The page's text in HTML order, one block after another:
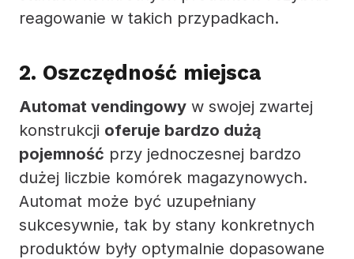
reagowanie w takich przypadkach.
2. Oszczędność miejsca
Automat vendingowy w swojej zwartej
konstrukcji oferuje bardzo dużą
pojemność przy jednoczesnej bardzo
dużej liczbie komórek magazynowych.
Automat może być uzupełniany
sukcesywnie, tak by stany konkretnych
produktów były optymalnie dopasowane